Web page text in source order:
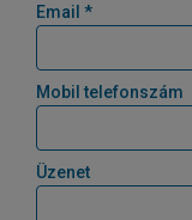
Email *
Mobil telefonszám
Üzenet